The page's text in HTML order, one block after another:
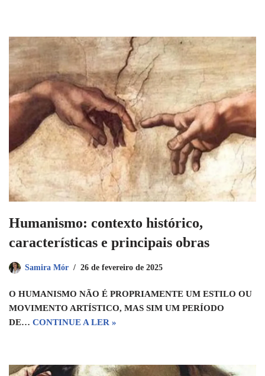
Humanismo: contexto histórico,
características e principais obras
Samira Mór 26 de fevereiro de 2025
O HUMANISMO NÃO É PROPRIAMENTE UM ESTILO OU
MOVIMENTO ARTÍSTICO, MAS SIM UM PERÍODO
DE… CONTINUE A LER »